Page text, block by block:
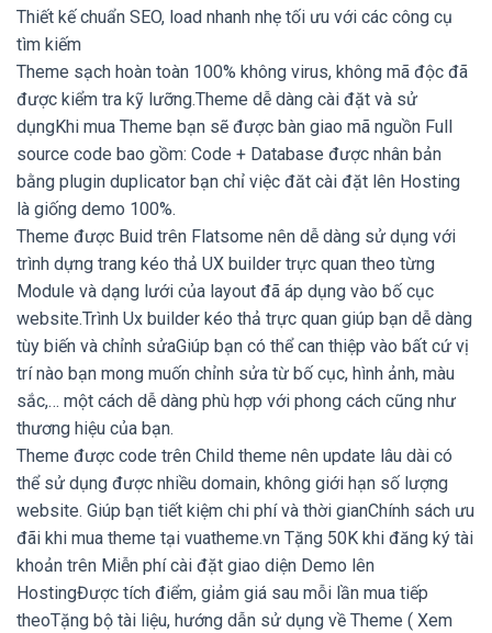
Thiết kế chuẩn SEO, load nhanh nhẹ tối ưu với các công cụ
tìm kiếm
Theme sạch hoàn toàn 100% không virus, không mã độc đã
được kiểm tra kỹ lưỡng.Theme dễ dàng cài đặt và sử
dụngKhi mua Theme bạn sẽ được bàn giao mã nguồn Full
source code bao gồm: Code + Database được nhân bản
bằng plugin duplicator bạn chỉ việc đăt cài đặt lên Hosting
là giống demo 100%.
Theme được Buid trên Flatsome nên dễ dàng sử dụng với
trình dựng trang kéo thả UX builder trực quan theo từng
Module và dạng lưới của layout đã áp dụng vào bố cục
website.Trình Ux builder kéo thả trực quan giúp bạn dễ dàng
tùy biến và chỉnh sửaGiúp bạn có thể can thiệp vào bất cứ vị
trí nào bạn mong muốn chỉnh sửa từ bố cục, hình ảnh, màu
sắc,… một cách dễ dàng phù hợp với phong cách cũng như
thương hiệu của bạn.
Theme được code trên Child theme nên update lâu dài có
thể sử dụng được nhiều domain, không giới hạn số lượng
website. Giúp bạn tiết kiệm chi phí và thời gianChính sách ưu
đãi khi mua theme tại vuatheme.vn Tặng 50K khi đăng ký tài
khoản trên Miễn phí cài đặt giao diện Demo lên
HostingĐược tích điểm, giảm giá sau mỗi lần mua tiếp
theoTặng bộ tài liệu, hướng dẫn sử dụng về Theme ( Xem